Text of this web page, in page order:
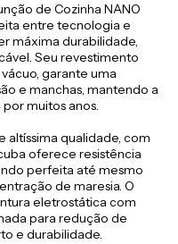
de Cozinha NANO
entre tecnologia e
máxima durabilidade,
Seu revestimento
garante uma
e manchas, mantendo a
muitos anos.
altíssima qualidade, com
oferece resistência
perfeita até mesmo
de maresia. O
eletrostática com
para redução de
e durabilidade.